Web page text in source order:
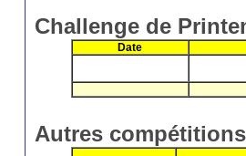
Challenge de
Date
Autres compétitions